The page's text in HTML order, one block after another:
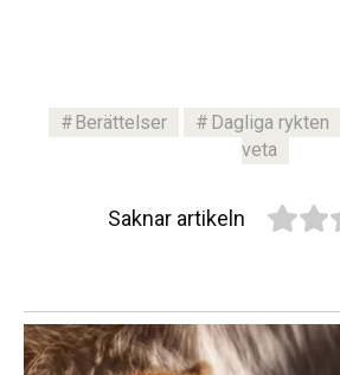
Berättelser Dagliga rykten
veta
Saknar artikeln